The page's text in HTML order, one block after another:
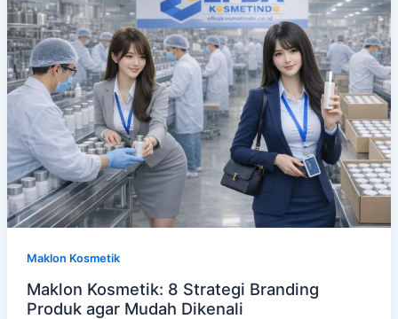
Maklon Kosmetik
Maklon Kosmetik: 8 Strategi Branding
Produk agar Mudah Dikenali